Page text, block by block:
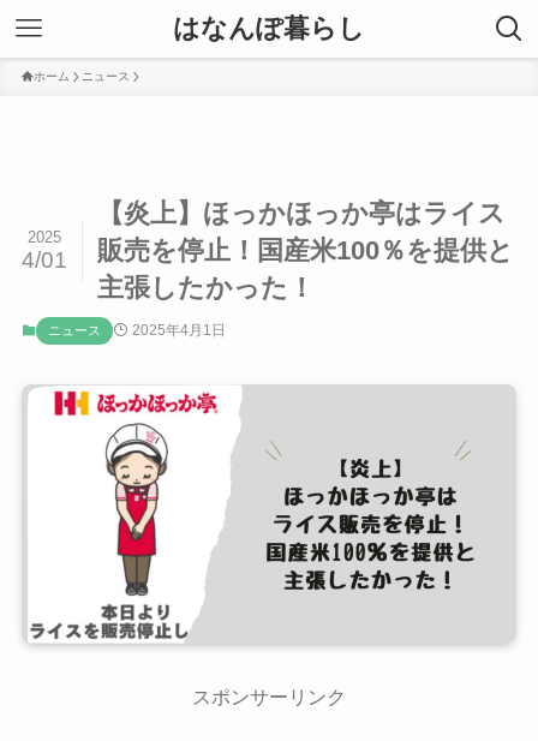
はなんぽ暮らし
ホーム ニュース
【炎上】ほっかほっか亭はライス
販売を停止！国産米100％を提供と
主張したかった！
2025
4/01
ニュース 2025年4月1日
スポンサーリンク